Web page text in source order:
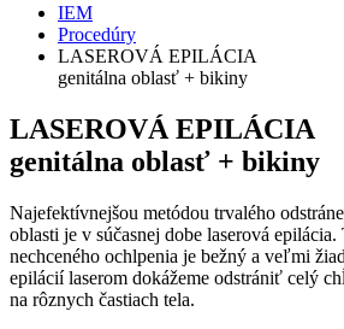
IEM
Procedúry
LASEROVÁ EPILÁCIA
genitálna oblasť + bikiny
LASEROVÁ EPILÁCIA
genitálna oblasť + bikiny
Najefektívnejšou metódou trvalého
oblasti je v súčasnej dobe laserová
nechceného ochlpenia je bežný a veľmi
epilácií laserom dokážeme odstrániť celý
na rôznych častiach tela.